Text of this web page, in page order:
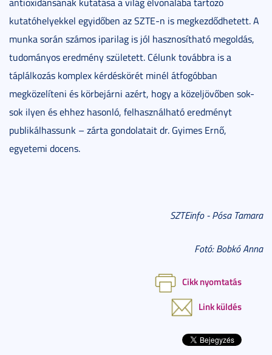
antioxidánsának kutatása a világ élvonalába tartozó
kutatóhelyekkel egyidőben az SZTE-n is megkezdődhetett. A
munka során számos iparilag is jól hasznosítható megoldás,
tudományos eredmény született. Célunk továbbra is a
táplálkozás komplex kérdéskörét minél átfogóbban
megközelíteni és körbejárni azért, hogy a közeljövőben sok-
sok ilyen és ehhez hasonló, felhasználható eredményt
publikálhassunk – zárta gondolatait dr. Gyimes Ernő,
egyetemi docens.
SZTEinfo - Pósa Tamara
Fotó: Bobkó Anna
Cikk nyomtatás
Link küldés